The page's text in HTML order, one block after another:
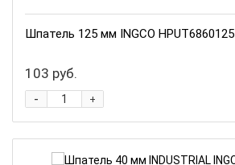
Шпатель 125 мм INGCO HPUT6860125
103 руб.
+
-